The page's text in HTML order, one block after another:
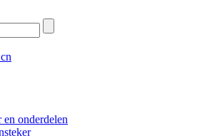
en onderdelen